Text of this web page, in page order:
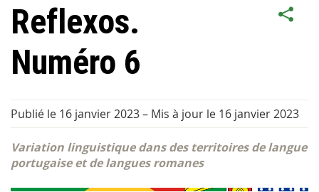
Reflexos.
Numéro 6
Publié le 16 janvier 2023– Mis à jour le 16 janvier 2023
Variation linguistique dans des territoires de langue
portugaise et de langues romanes